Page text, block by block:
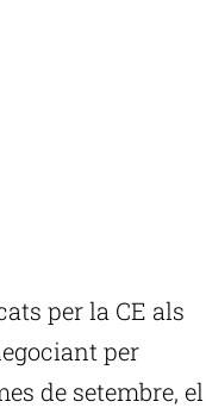
per la CE als
per
de setembre, el